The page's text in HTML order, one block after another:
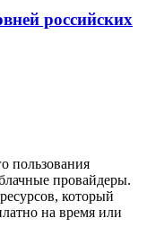
российских
пользования
провайдеры.
который
на время или